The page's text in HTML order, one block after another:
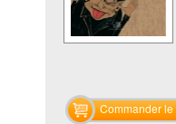
Commander